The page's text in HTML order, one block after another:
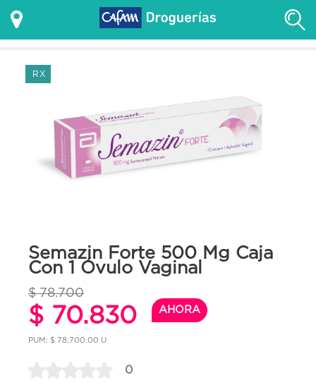
RX
Semazin Forte 500 Mg Caja
Con 1 Óvulo Vaginal
$ 78.700
$ 70.830 AHORA
PUM: $ 78,700.00 U
0